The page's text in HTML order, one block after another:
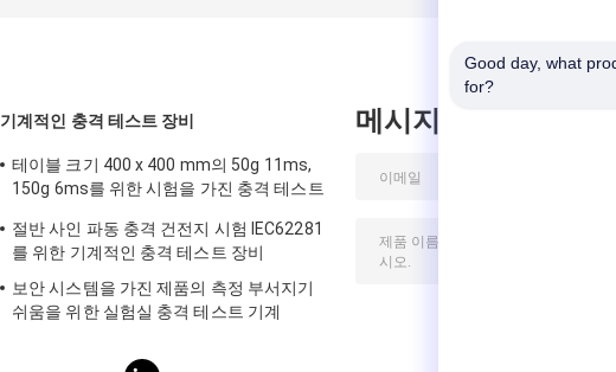
기계적인 충격 테스트 장비
테이블 크기 400 x 400 mm의 50g 11ms,
150g 6ms를 위한 시험을 가진 충격 테스트
절반 사인 파동 충격 건전지 시험 IEC62281
를 위한 기계적인 충격 테스트 장비
보안 시스템을 가진 제품의 측정 부서지기
쉬움을 위한 실험실 충격 테스트 기계
메시지를 남겨주세요
Good day, what
for?